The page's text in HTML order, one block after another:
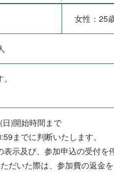
女性：25
)開始時間まで
までに判断いたします。
示及び、参加申込の受付を
だいた際は、参加費の返金を